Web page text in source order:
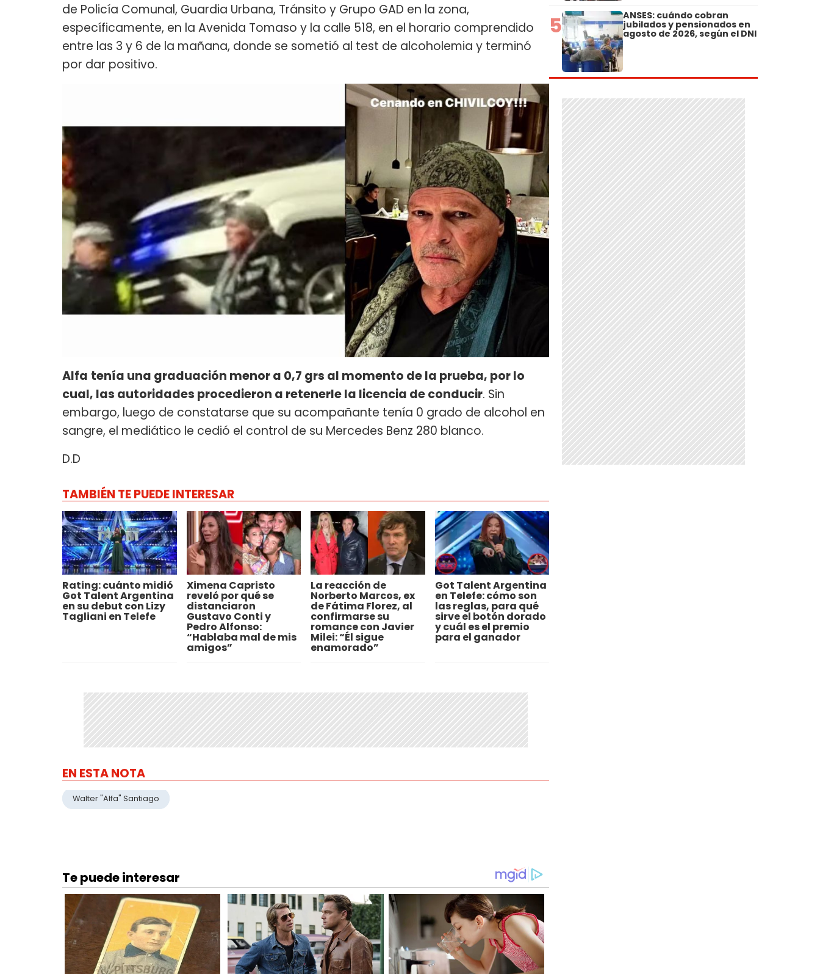
de Policía Comunal, Guardia Urbana, Tránsito y Grupo GAD en la zona,
específicamente, en la Avenida Tomaso y la calle 518, en el horario comprendido
entre las 3 y 6 de la mañana, donde se sometió al test de alcoholemia y terminó
por dar positivo.
Alfa tenía una graduación menor a 0,7 grs al momento de la prueba, por lo
cual, las autoridades procedieron a retenerle la licencia de conducir. Sin
embargo, luego de constatarse que su acompañante tenía 0 grado de alcohol en
sangre, el mediático le cedió el control de su Mercedes Benz 280 blanco.
D.D
TAMBIÉN TE PUEDE INTERESAR
Rating: cuánto midió
Got Talent Argentina
en su debut con Lizy
Tagliani en Telefe
Ximena Capristo
reveló por qué se
distanciaron
Gustavo Conti y
Pedro Alfonso:
“Hablaba mal de mis
amigos”
La reacción de
Norberto Marcos, ex
de Fátima Florez, al
confirmarse su
romance con Javier
Milei: “Él sigue
enamorado”
Got Talent Argentina
en Telefe: cómo son
las reglas, para qué
sirve el botón dorado
y cuál es el premio
para el ganador
EN ESTA NOTA
Walter "Alfa" Santiago
5 ANSES: cuándo cobran
jubilados y pensionados en
agosto de 2026, según el DNI